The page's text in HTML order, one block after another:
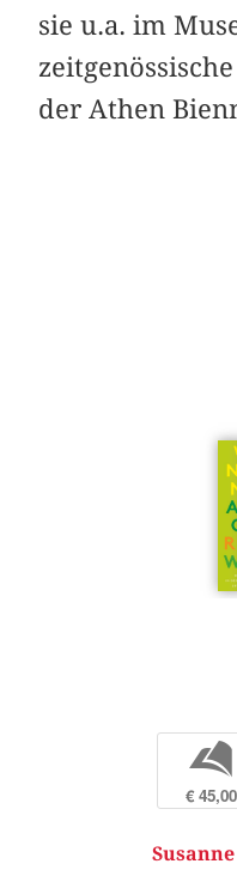
sie u.a. im
der Athen
b
€ 45,00